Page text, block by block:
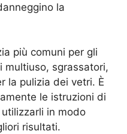
la
più comuni per gli
multiuso, sgrassatori,
la pulizia dei vetri. È
le istruzioni di
in modo
risultati.